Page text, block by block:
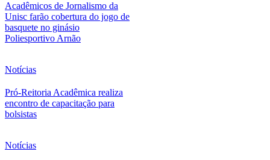
Acadêmicos de Jornalismo da
Unisc farão cobertura do jogo de
basquete no ginásio
Poliesportivo Arnão
Notícias
Pró-Reitoria Acadêmica realiza
encontro de capacitação para
bolsistas
Notícias